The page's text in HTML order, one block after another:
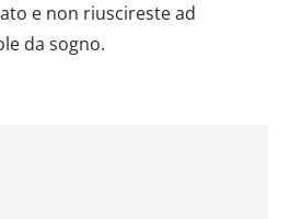
e non riuscireste ad
da sogno.